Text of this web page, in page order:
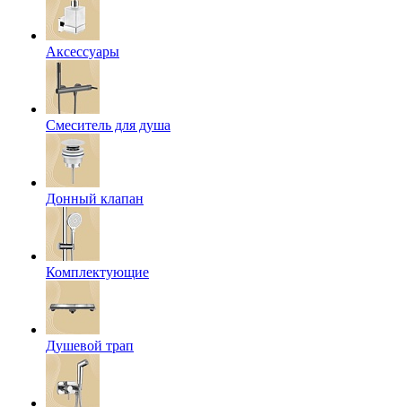
Аксессуары
Смеситель для душа
Донный клапан
Комплектующие
Душевой трап